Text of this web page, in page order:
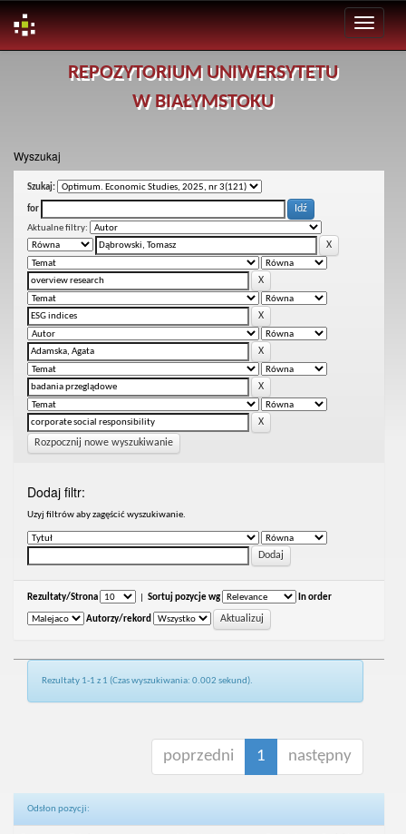
REPOZYTORIUM UNIWERSYTETU
W BIAŁYMSTOKU
Wyszukaj
Szukaj:
for
Aktualne filtry:
Rozpocznij nowe wyszukiwanie
Dodaj filtr:
Uzyj filtrów aby zagęścić wyszukiwanie.
Rezultaty/Strona Sortuj pozycje wg In order
Autorzy/rekord
Rezultaty 1-1 z 1 (Czas wyszukiwania: 0.002 sekund).
poprzedni 1 następny
Odsłon pozycji: